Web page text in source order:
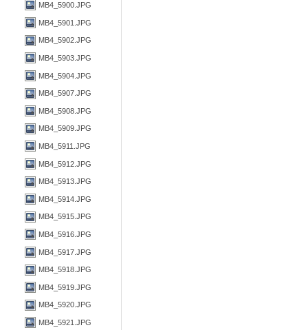
MB4_5900.JPG
MB4_5901.JPG
MB4_5902.JPG
MB4_5903.JPG
MB4_5904.JPG
MB4_5907.JPG
MB4_5908.JPG
MB4_5909.JPG
MB4_5911.JPG
MB4_5912.JPG
MB4_5913.JPG
MB4_5914.JPG
MB4_5915.JPG
MB4_5916.JPG
MB4_5917.JPG
MB4_5918.JPG
MB4_5919.JPG
MB4_5920.JPG
MB4_5921.JPG